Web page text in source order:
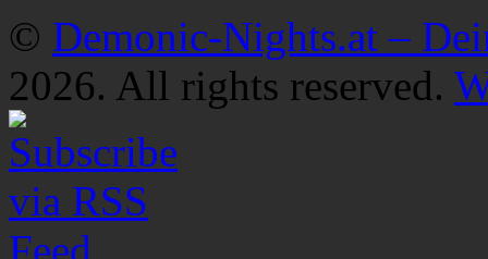
© Demonic-Nights.at –
2026. All rights reserved.